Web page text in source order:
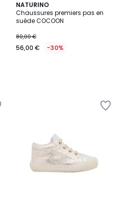
NATURINO
Chaussures premiers pas en
suède COCOON
80,00 €
56,00 € -30%